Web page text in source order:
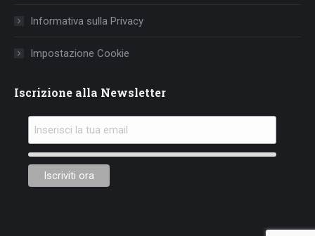
Informativa sulla Privacy
Impostazione Cookie
Iscrizione alla Newsletter